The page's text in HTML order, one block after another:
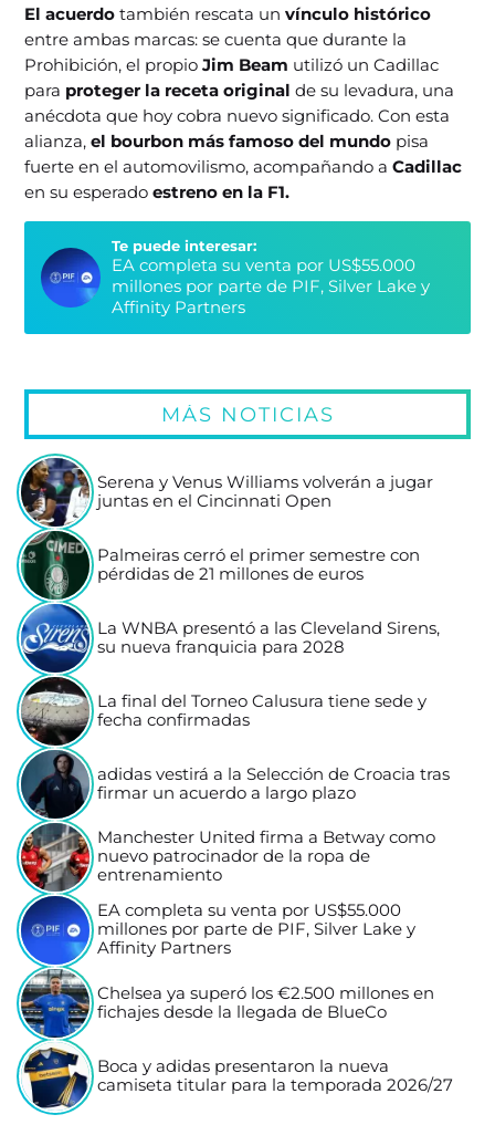
El acuerdo también rescata unvínculo histórico
entre ambas marcas: se cuenta que durante la
Prohibición, el propioJim Beam utilizó un Cadillac
para proteger la receta original de su levadura, una
anécdota que hoy cobra nuevo significado. Con esta
alianza,el bourbon más famoso del mundo pisa
fuerte en el automovilismo, acompañando aCadillac
en su esperadoestreno en la F1.
Te puede interesar:
EA completa su venta por US$55.000
millones por parte de PIF, Silver Lake y
Affinity Partners
MÁS NOTICIAS
Serena y Venus Williams volverán a jugar
juntas en el Cincinnati Open
Palmeiras cerró el primer semestre con
pérdidas de 21 millones de euros
La WNBA presentó a las Cleveland Sirens,
su nueva franquicia para 2028
La final del Torneo Calusura tiene sede y
fecha confirmadas
adidas vestirá a la Selección de Croacia tras
firmar un acuerdo a largo plazo
Manchester United firma a Betway como
nuevo patrocinador de la ropa de
entrenamiento
EA completa su venta por US$55.000
millones por parte de PIF, Silver Lake y
Affinity Partners
Chelsea ya superó los €2.500 millones en
fichajes desde la llegada de BlueCo
Boca y adidas presentaron la nueva
camiseta titular para la temporada 2026/27